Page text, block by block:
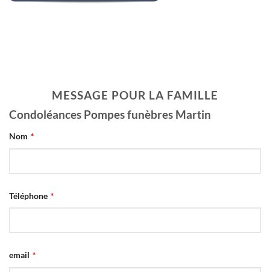
MESSAGE POUR LA FAMILLE
Condoléances Pompes funèbres Martin
Company
Name *
Nom *
Téléphone *
email *